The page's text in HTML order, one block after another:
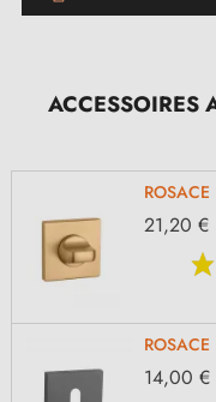
ACCESSOIRES
21,20 €
14,00 €